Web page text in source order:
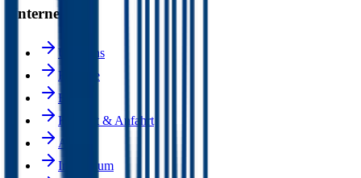
Unternehmen
Über uns
Karriere
Blog
Kontakt & Anfahrt
AGB
Impressum